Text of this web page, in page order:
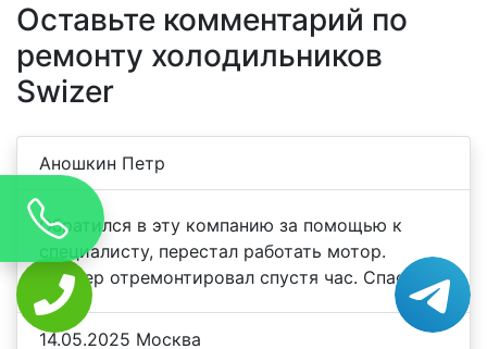
Оставьте комментарий по
ремонту холодильников
Swizer
Аношкин Петр
Обратился в эту компанию за помощью к
специалисту, перестал работать мотор.
Мастер отремонтировал спустя час. Спасибо
14.05.2025 Москва